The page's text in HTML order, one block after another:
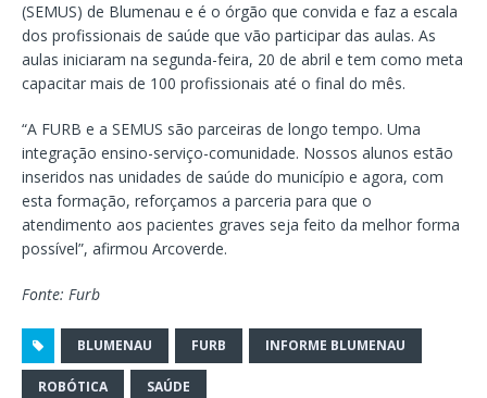
(SEMUS) de Blumenau e é o órgão que convida e faz a escala
dos profissionais de saúde que vão participar das aulas. As
aulas iniciaram na segunda-feira, 20 de abril e tem como meta
capacitar mais de 100 profissionais até o final do mês.
“A FURB e a SEMUS são parceiras de longo tempo. Uma
integração ensino-serviço-comunidade. Nossos alunos estão
inseridos nas unidades de saúde do município e agora, com
esta formação, reforçamos a parceria para que o
atendimento aos pacientes graves seja feito da melhor forma
possível”, afirmou Arcoverde.
Fonte: Furb
BLUMENAU FURB INFORME BLUMENAU
ROBÓTICA SAÚDE